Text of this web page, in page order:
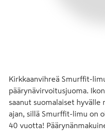
Kirkkaanvihreä Smurffit-
päärynävirvoitusjuoma.
saanut suomalaiset
ajan, sillä Smurffit-limu on
40 vuotta!